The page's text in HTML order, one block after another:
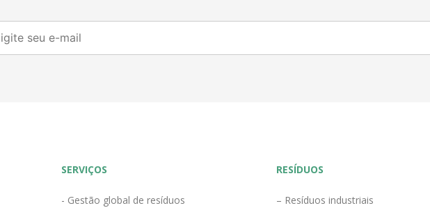
SERVIÇOS
- Gestão global de resíduos
RESÍDUOS
– Resíduos industriais